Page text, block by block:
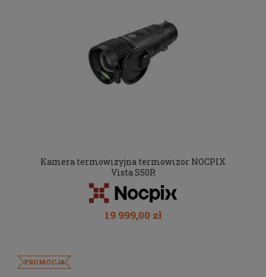
Kamera termowizyjna termowizor NOCPIX
Vista S50R
19 999,00 zł
PROMOCJA